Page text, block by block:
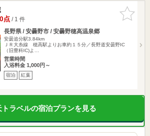
お気に入
りに追加
点/ 1 件
長野県 / 安曇野市 / 安曇野穂高温泉郷
安曇追分駅3.84km
ＪＲ大糸線 穂高駅よりお車約１５分／長野道安曇野IC
（旧豊科IC)よ…
営業時間
入浴料金 1,000円～
宿泊 紅葉
トラベルの宿泊プランを見る